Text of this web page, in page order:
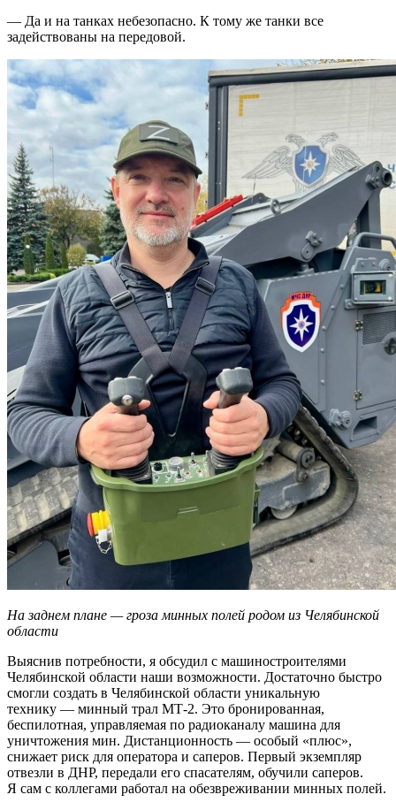
— Да и на танках небезопасно. К тому же танки все
задействованы на передовой.
На заднем плане — гроза минных полей родом из Челябинской
области
Выяснив потребности, я обсудил с машиностроителями
Челябинской области наши возможности. Достаточно быстро
смогли создать в Челябинской области уникальную
технику — минный трал МТ-2. Это бронированная,
беспилотная, управляемая по радиоканалу машина для
уничтожения мин. Дистанционность — особый «плюс»,
снижает риск для оператора и саперов. Первый экземпляр
отвезли в ДНР, передали его спасателям, обучили саперов.
Я сам с коллегами работал на обезвреживании минных полей.